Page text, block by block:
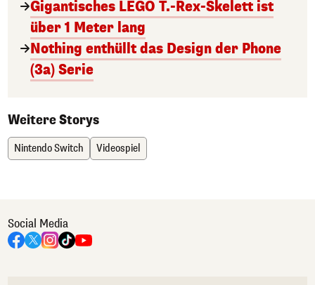
Gigantisches LEGO T.-Rex-Skelett ist
über 1 Meter lang
Nothing enthüllt das Design der Phone
(3a) Serie
Weitere Storys
Nintendo Switch Videospiel
Social Media